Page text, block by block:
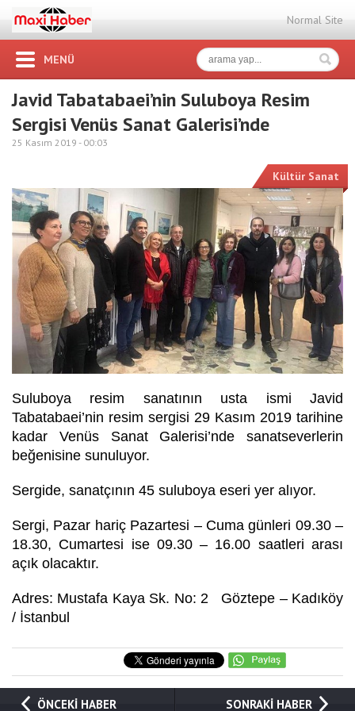
Normal Site
MENÜ
Javid Tabatabaei’nin Suluboya Resim
Sergisi Venüs Sanat Galerisi’nde
25 Kasım 2019 - 00:03
Kültür Sanat
Suluboya resim sanatının usta ismi Javid
Tabatabaei’nin resim sergisi 29 Kasım 2019 tarihine
kadar Venüs Sanat Galerisi’nde sanatseverlerin
beğenisine sunuluyor.
Sergide, sanatçının 45 suluboya eseri yer alıyor.
Sergi, Pazar hariç Pazartesi – Cuma günleri 09.30 –
18.30, Cumartesi ise 09.30 – 16.00 saatleri arası
açık olacaktır.
Adres: Mustafa Kaya Sk. No: 2 Göztepe – Kadıköy
/ İstanbul
ÖNCEKİ HABER SONRAKİ HABER